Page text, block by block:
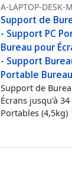
A-LAPTOP-DESK-
Support de
- Support PC
Bureau pour
- Support
Portable Bureau
Support de
Écrans jusqu'à
Portables